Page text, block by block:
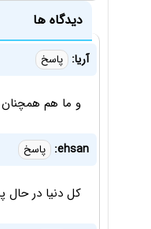
دیدگاه ها
آریا: پاسخ
و ما هم همچنان
ehsan: پاسخ
کل دنیا در حال